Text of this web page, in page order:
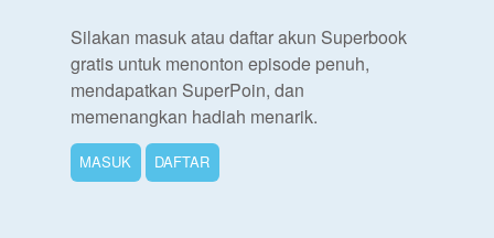
Alkitab untuk Anak
Silakan masuk atau daftar akun Superbook
gratis untuk menonton episode penuh,
mendapatkan SuperPoin, dan
memenangkan hadiah menarik.
MASUK DAFTAR